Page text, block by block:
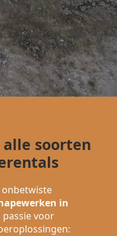
alle soorten
onbetwiste
in
voor